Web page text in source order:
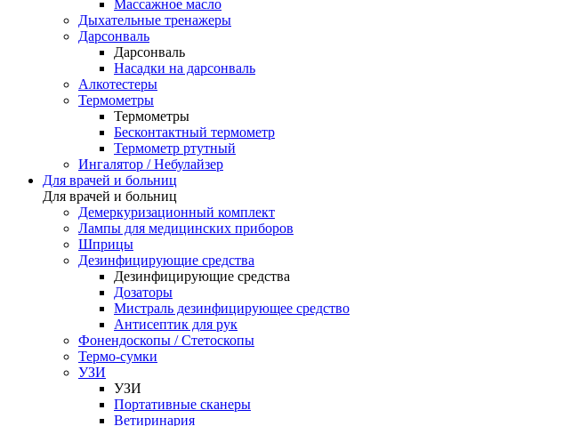
Массажное масло
Дыхательные тренажеры
Дарсонваль
Дарсонваль
Насадки на дарсонваль
Алкотестеры
Термометры
Термометры
Бесконтактный термометр
Термометр ртутный
Ингалятор / Небулайзер
Для врачей и больниц
Для врачей и больниц
Демеркуризационный комплект
Лампы для медицинских приборов
Шприцы
Дезинфицирующие средства
Дезинфицирующие средства
Дозаторы
Мистраль дезинфицирующее средство
Антисептик для рук
Фонендоскопы / Стетоскопы
Термо-сумки
УЗИ
УЗИ
Портативные сканеры
Ветиринария